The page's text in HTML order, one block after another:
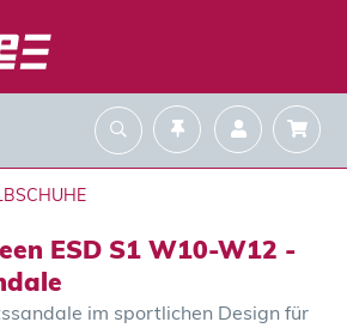
ESD S1 W10-W12 -
im sportlichen Design für